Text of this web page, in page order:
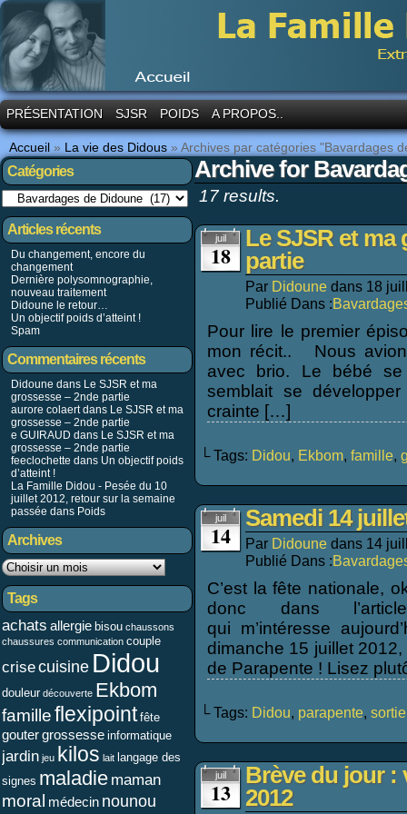
PRÉSENTATION SJSR POIDS A PROPOS..
Accueil » La vie des Didous » Archives par catégories "Bavardages
Catégories
Articles récents
Du changement, encore du
changement
Dernière polysomnographie,
nouveau traitement
Didoune le retour…
Un objectif poids d’atteint !
Spam
Commentaires récents
Didoune dans Le SJSR et ma
grossesse – 2nde partie
aurore colaert dans Le SJSR et ma
grossesse – 2nde partie
e GUIRAUD dans Le SJSR et ma
grossesse – 2nde partie
feeclochette dans Un objectif poids
d’atteint !
La Famille Didou - Pesée du 10
juillet 2012, retour sur la semaine
passée dans Poids
Archives
Tags
achats allergie bisou chaussons
chaussures communication couple
crisecuisine Didou
douleur découverte Ekbom
familleflexipoint fête
goutergrossesse informatique
jardin jeu kilos lait langage des
signes maladie maman
moral médecin nounou
Archive for
17 results.
juil
18
Le SJSR et ma
partie
Par Didoune dans 18
Publié Dans :
Pour lire le premier
mon récit.. Nous
avec brio. Le bébé
semblait se
crainte […]
└ Tags: Didou, Ekbom, famille,
juil
14
Samedi 14
Par Didoune dans 14
Publié Dans :
C’est la fête nationale,
donc dans
qui m’intéresse
dimanche 15 juillet
de Parapente ! Lisez
└ Tags: Didou, parapente, sortie
juil
13
Brève du jour :
2012